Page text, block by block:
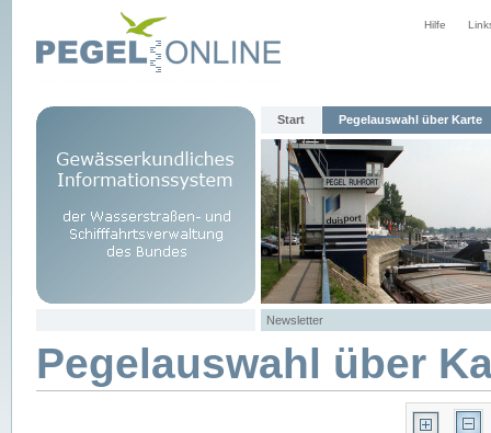
Hilfe
Start Pegelauswahl über Karte
Newsletter
Pegelauswahl über